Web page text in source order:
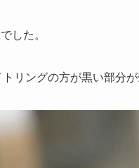
した。
リングの方が黒い部分